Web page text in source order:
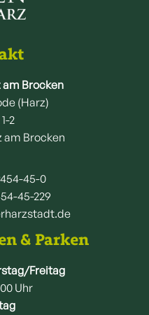
Brocken
(Harz)
2
am Brocken
45-0
45-229
& Parken
Freitag
Uhr